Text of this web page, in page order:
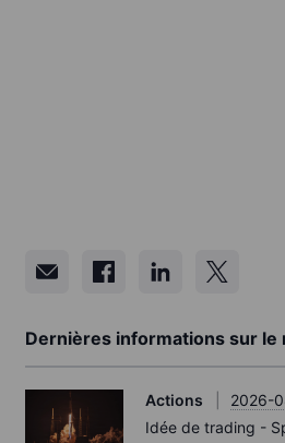
Dernières informations sur le
Actions
2026-
Idée de trading -